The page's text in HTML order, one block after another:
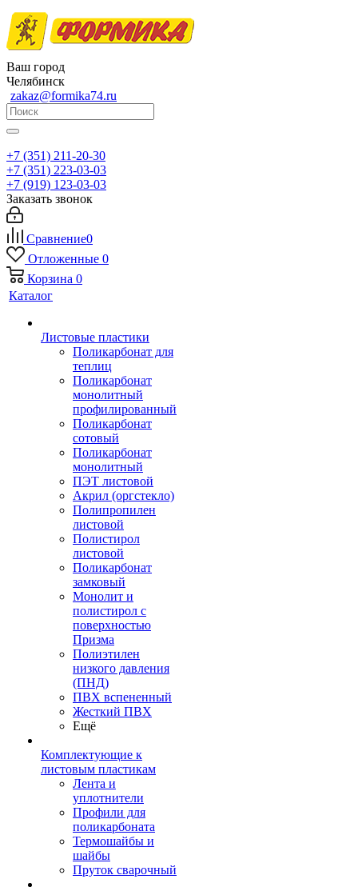
Ваш город
Челябинск
zakaz@formika74.ru
+7 (351) 211-20-30
+7 (351) 223-03-03
+7 (919) 123-03-03
Заказать звонок
Сравнение0
Отложенные 0
Корзина 0
Каталог
Листовые пластики
Поликарбонат для
теплиц
Поликарбонат
монолитный
профилированный
Поликарбонат
сотовый
Поликарбонат
монолитный
ПЭТ листовой
Акрил (оргстекло)
Полипропилен
листовой
Полистирол
листовой
Поликарбонат
замковый
Монолит и
полистирол с
поверхностью
Призма
Полиэтилен
низкого давления
(ПНД)
ПВХ вспененный
Жесткий ПВХ
Ещё
Комплектующие к
листовым пластикам
Лента и
уплотнители
Профили для
поликарбоната
Термошайбы и
шайбы
Пруток сварочный